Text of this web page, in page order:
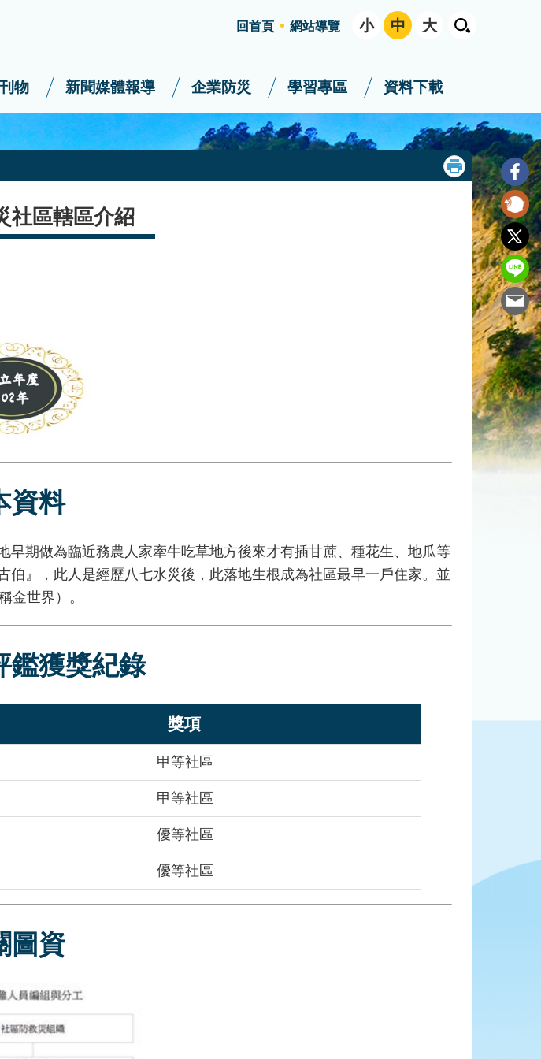
回首頁
網站導覽 小 中 大
物 新聞媒體報導 企業防災 學習專區 資料下載
社區轄區介紹
資料
期做為臨近務農人家牽牛吃草地方後來才有插甘蔗、種花生、地瓜等
』，此人是經歷八七水災後，此落地生根成為社區最早一戶住家。並
金世界）。
鑑獲獎紀錄
獎項
甲等社區
甲等社區
優等社區
優等社區
圖資